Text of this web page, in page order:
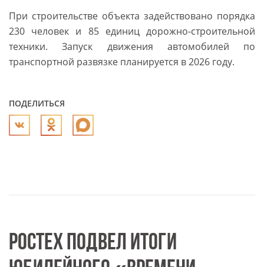
При строительстве объекта задействовано порядка
230 человек и 85 единиц дорожно-строительной
техники. Запуск движения автомобилей по
транспортной развязке планируется в 2026 году.
ПОДЕЛИТЬСЯ
РОСТЕХ ПОДВЕЛ ИТОГИ